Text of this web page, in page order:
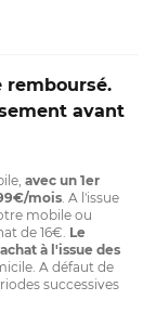
remboursé.
avant
avec un 1er
mois. A l'issue
mobile ou
de 16€. Le
à l'issue des
A défaut de
successives